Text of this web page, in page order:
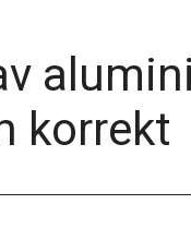
korrekt